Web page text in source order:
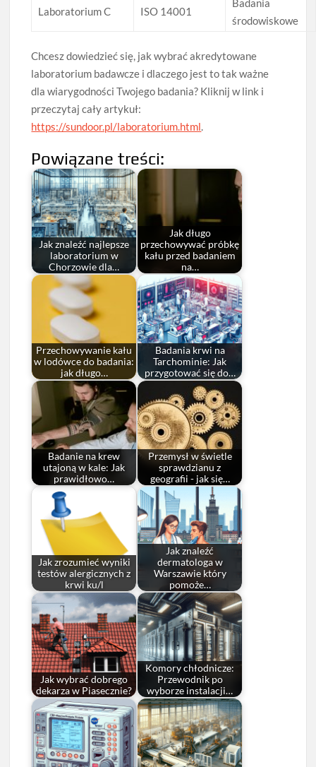
Laboratorium C ISO 14001
Badania
środowiskowe
Chcesz dowiedzieć się, jak wybrać akredytowane
laboratorium badawcze i dlaczego jest to tak ważne
dla wiarygodności Twojego badania? Kliknij w link i
przeczytaj cały artykuł:
https://sundoor.pl/laboratorium.html.
Powiązane treści:
Jak znaleźć najlepsze
laboratorium w
Chorzowie dla…
Jak długo
przechowywać próbkę
kału przed badaniem
na…
Przechowywanie kału
w lodówce do badania:
jak długo…
Badania krwi na
Tarchominie: Jak
przygotować się do…
Badanie na krew
utajoną w kale: Jak
prawidłowo…
Przemysł w świetle
sprawdzianu z
geografii - jak się…
Jak zrozumieć wyniki
testów alergicznych z
krwi ku/l
Jak znaleźć
dermatologa w
Warszawie który
pomoże…
Jak wybrać dobrego
dekarza w Piasecznie?
Komory chłodnicze:
Przewodnik po
wyborze instalacji…